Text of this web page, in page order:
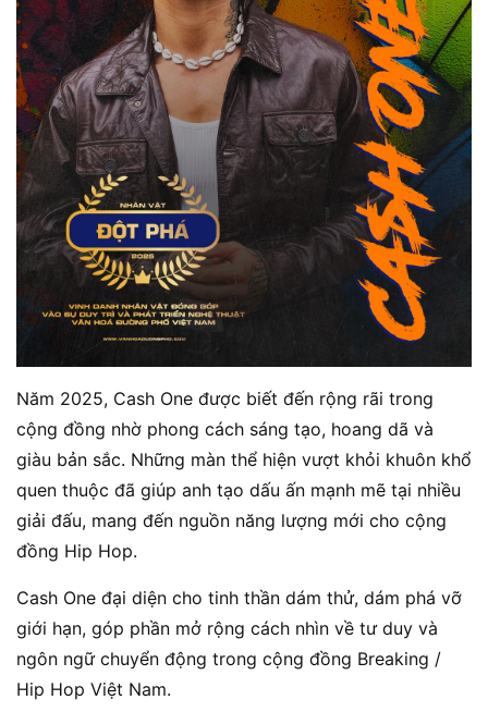
Năm 2025, Cash One được biết đến rộng rãi trong
cộng đồng nhờ phong cách sáng tạo, hoang dã và
giàu bản sắc. Những màn thể hiện vượt khỏi khuôn khổ
quen thuộc đã giúp anh tạo dấu ấn mạnh mẽ tại nhiều
giải đấu, mang đến nguồn năng lượng mới cho cộng
đồng Hip Hop.
Cash One đại diện cho tinh thần dám thử, dám phá vỡ
giới hạn, góp phần mở rộng cách nhìn về tư duy và
ngôn ngữ chuyển động trong cộng đồng Breaking /
Hip Hop Việt Nam.